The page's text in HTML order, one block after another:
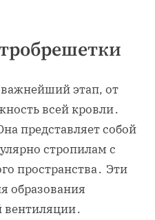
этап, от
всей кровли․
представляет собой
стропилам с
пространства․ Эти
образования
вентиляции․